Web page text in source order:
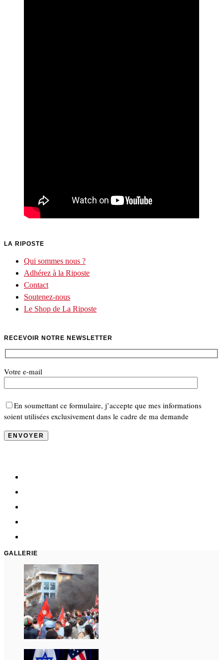
LA RIPOSTE
Qui sommes nous ?
Adhérez à la Riposte
Contact
Soutenez-nous
Le Shop de La Riposte
RECEVOIR NOTRE NEWSLETTER
Votre e-mail
En soumettant ce formulaire, j’accepte que mes informations
soient utilisées exclusivement dans le cadre de ma demande
GALLERIE